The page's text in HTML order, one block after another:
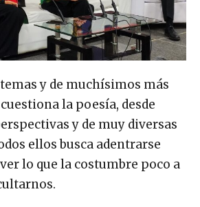
y de muchísimos más
la poesía, desde
y de muy diversas
ellos busca adentrarse
lo que la costumbre poco a